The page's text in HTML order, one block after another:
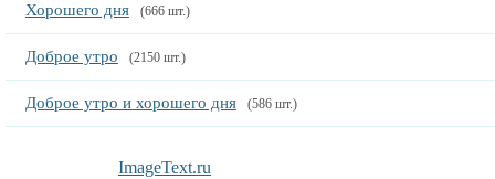
Хорошего дня (666 шт.)
Доброе утро (2150 шт.)
Доброе утро и хорошего дня (586 шт.)
ImageText.ru